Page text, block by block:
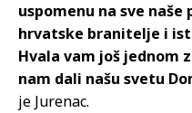
uspomenu na sve
hrvatske branitelje i
Hvala vam još jednom
nam dali našu svetu
je Jurenac.